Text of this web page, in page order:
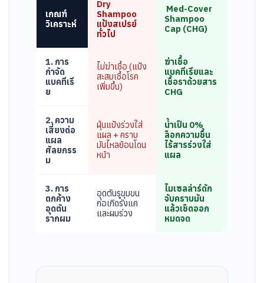
เกณฑ์
วิเคราะห์
Dry
Shampoo
แป้งสเปรย์
ทั่วไป
️ Med-Cover
Shampoo
Cap (CHG)
1. การ
กำจัด
แบคทีเรี
ย
ไม่ฆ่าเชื้อ (แป้ง
สะสมเชื้อโรค
เพิ่มขึ้น)
ฆ่าเชื้อ
แบคทีเรียและ
เชื้อราด้วยสาร
CHG
2. ความ
เสี่ยงต่อ
แผล
ศัลยกรร
ม
ฝุ่นแป้งร่วงใส่
แผล + คราบ
มันไหลย้อนโดน
หน้า
น้ำเป็น 0%
ล็อกความชื้น
ไร้สารร่วงใส่
แผล
3. การ
ตกค้าง
อุดตัน
รากผม
อุดตันรูขุมขน
ก่อเกิดรังแค
และผมร่วง
ไมเซลล่าร์ดัก
จับคราบมัน
แล้วเช็ดออก
หมดจด